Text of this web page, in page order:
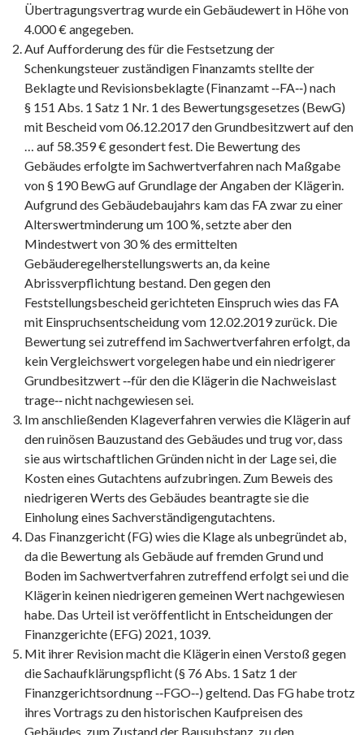
Übertragungsvertrag wurde ein Gebäudewert in Höhe von
4.000 € angegeben.
Auf Aufforderung des für die Festsetzung der
Schenkungsteuer zuständigen Finanzamts stellte der
Beklagte und Revisionsbeklagte (Finanzamt ‑‑FA‑‑) nach
§ 151 Abs. 1 Satz 1 Nr. 1 des Bewertungsgesetzes (BewG)
mit Bescheid vom 06.12.2017 den Grundbesitzwert auf den
… auf 58.359 € gesondert fest. Die Bewertung des
Gebäudes erfolgte im Sachwertverfahren nach Maßgabe
von § 190 BewG auf Grundlage der Angaben der Klägerin.
Aufgrund des Gebäudebaujahrs kam das FA zwar zu einer
Alterswertminderung um 100 %, setzte aber den
Mindestwert von 30 % des ermittelten
Gebäuderegelherstellungswerts an, da keine
Abrissverpflichtung bestand. Den gegen den
Feststellungsbescheid gerichteten Einspruch wies das FA
mit Einspruchsentscheidung vom 12.02.2019 zurück. Die
Bewertung sei zutreffend im Sachwertverfahren erfolgt, da
kein Vergleichswert vorgelegen habe und ein niedrigerer
Grundbesitzwert ‑‑für den die Klägerin die Nachweislast
trage‑‑ nicht nachgewiesen sei.
Im anschließenden Klageverfahren verwies die Klägerin auf
den ruinösen Bauzustand des Gebäudes und trug vor, dass
sie aus wirtschaftlichen Gründen nicht in der Lage sei, die
Kosten eines Gutachtens aufzubringen. Zum Beweis des
niedrigeren Werts des Gebäudes beantragte sie die
Einholung eines Sachverständigengutachtens.
Das Finanzgericht (FG) wies die Klage als unbegründet ab,
da die Bewertung als Gebäude auf fremden Grund und
Boden im Sachwertverfahren zutreffend erfolgt sei und die
Klägerin keinen niedrigeren gemeinen Wert nachgewiesen
habe. Das Urteil ist veröffentlicht in Entscheidungen der
Finanzgerichte (EFG) 2021, 1039.
Mit ihrer Revision macht die Klägerin einen Verstoß gegen
die Sachaufklärungspflicht (§ 76 Abs. 1 Satz 1 der
Finanzgerichtsordnung ‑‑FGO‑‑) geltend. Das FG habe trotz
ihres Vortrags zu den historischen Kaufpreisen des
Gebäudes, zum Zustand der Bausubstanz, zu den